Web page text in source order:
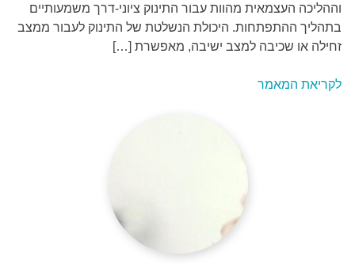
וההליכה העצמאית מהוות עבור התינוק ציוני-דרך משמעותיים
בתהליך ההתפתחות. היכולת הנשלטת של התינוק לעבור ממצב
זחילה או שכיבה למצב ישיבה, מאפשרת […]
לקריאת המאמר